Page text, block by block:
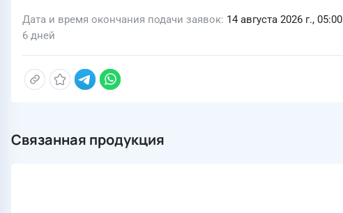
Дата и время окончания подачи заявок 14 августа 2026 г., 05:00
6 дней
Связанная продукция